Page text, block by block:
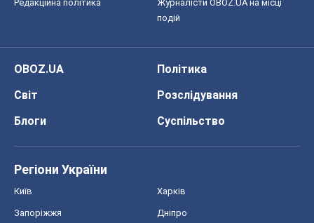
Редакційна політика
Журналісти OBOZ.UA на місці
подій
OBOZ.UA
Політика
Світ
Розслідування
Блоги
Суспільство
Регіони України
Київ Харків
Запоріжжя Дніпро